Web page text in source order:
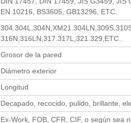
EN 10216, BS3605, GB13296, ETC.
316N,316LN,317.317L,321.329,ETC..
Grosor de la pared
Diámetro exterior
Longitud
Decapado, recocido, pulido, brillante,
Ex-Work, FOB, CFR, CIF, o según sea